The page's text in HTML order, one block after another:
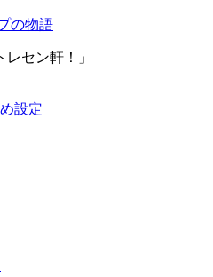
の物語
セン軒！」
設定